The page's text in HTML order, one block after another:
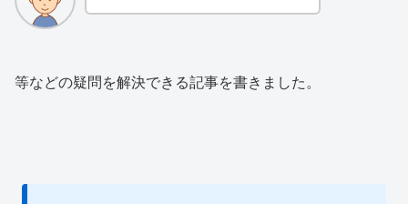
等などの疑問を解決できる記事を書きました。